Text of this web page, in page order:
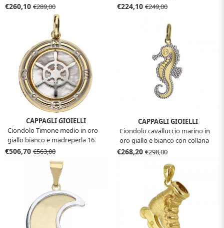
€260,10 €289,00 €224,10 €249,00
CAPPAGLI GIOIELLI
Ciondolo Timone medio in oro
giallo bianco e madreperla 16
mm
€506,70 €563,00
CAPPAGLI GIOIELLI
Ciondolo cavalluccio marino in
oro giallo e bianco con collana
€268,20 €298,00